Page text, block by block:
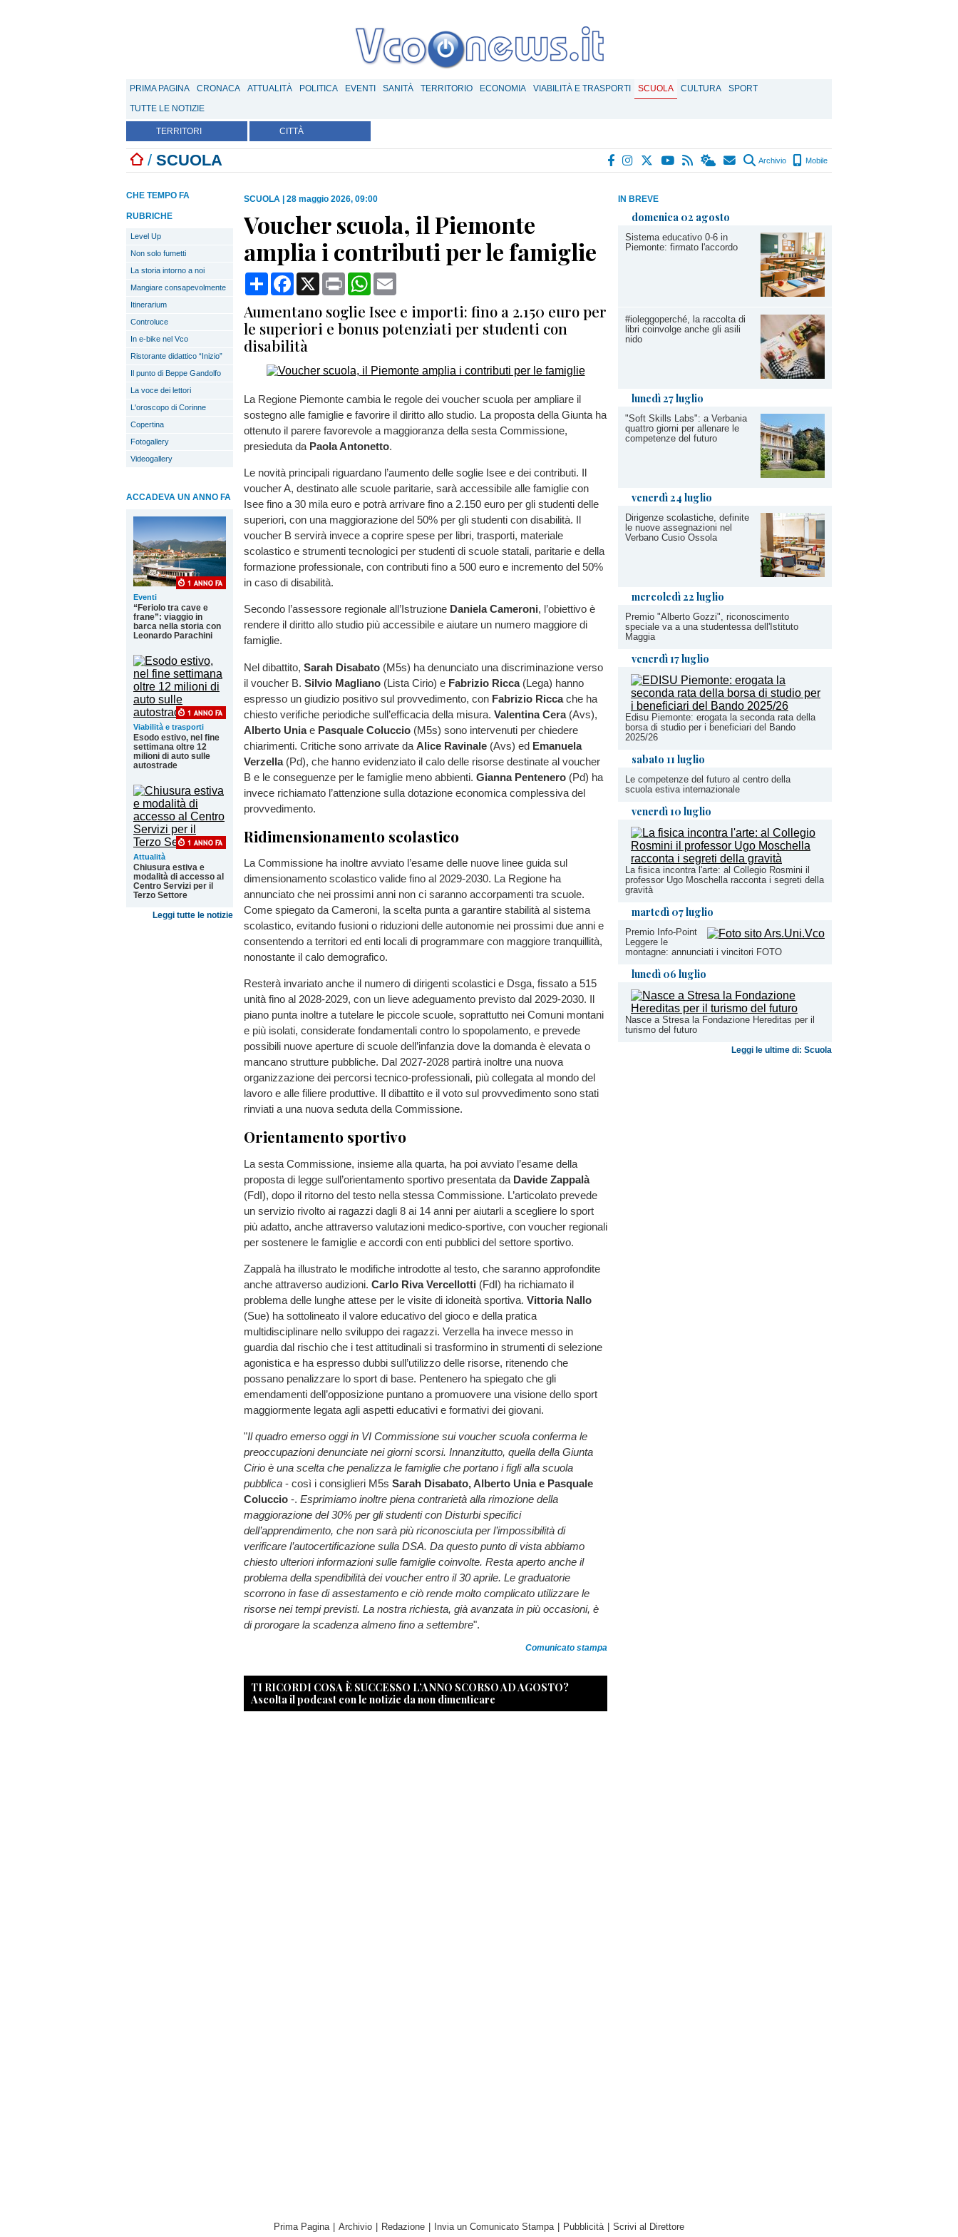
PRIMA PAGINA CRONACA ATTUALITÀ POLITICA EVENTI SANITÀ TERRITORIO ECONOMIA VIABILITÀ E TRASPORTI SCUOLA CULTURA
SPORT
TUTTE LE NOTIZIE
TERRITORI CITTÀ
/ SCUOLA Archivio Mobile
IN BREVE
domenica 02 agosto
Sistema educativo 0-6 in
Piemonte: firmato l'accordo
#ioleggoperché, la raccolta di
libri coinvolge anche gli asili
nido
lunedì 27 luglio
"Soft Skills Labs": a Verbania
quattro giorni per allenare le
competenze del futuro
venerdì 24 luglio
Dirigenze scolastiche, definite
le nuove assegnazioni nel
Verbano Cusio Ossola
mercoledì 22 luglio
Premio "Alberto Gozzi", riconoscimento
speciale va a una studentessa dell'Istituto
Maggia
venerdì 17 luglio
Edisu Piemonte: erogata la seconda rata della
borsa di studio per i beneficiari del Bando
2025/26
sabato 11 luglio
Le competenze del futuro al centro della
scuola estiva internazionale
venerdì 10 luglio
La fisica incontra l'arte: al Collegio Rosmini il
professor Ugo Moschella racconta i segreti della
gravità
martedì 07 luglio
Premio Info-Point
Leggere le
montagne: annunciati i vincitori FOTO
lunedì 06 luglio
Nasce a Stresa la Fondazione Hereditas per il
turismo del futuro
Leggi le ultime di: Scuola
CHE TEMPO FA
RUBRICHE
Level Up
Non solo fumetti
La storia intorno a noi
Mangiare consapevolmente
Itinerarium
Controluce
In e-bike nel Vco
Ristorante didattico “Inizio”
Il punto di Beppe Gandolfo
La voce dei lettori
L'oroscopo di Corinne
Copertina
Fotogallery
Videogallery
ACCADEVA UN ANNO FA
Eventi
“Feriolo tra cave e
frane”: viaggio in
barca nella storia con
Leonardo Parachini
Viabilità e trasporti
Esodo estivo, nel fine
settimana oltre 12
milioni di auto sulle
autostrade
Attualità
Chiusura estiva e
modalità di accesso al
Centro Servizi per il
Terzo Settore
Leggi tutte le notizie
SCUOLA 28 maggio 2026, 09:00
Voucher scuola, il Piemonte
amplia i contributi per le famiglie
CondividiFacebook
X Print WhatsApp
Aumentano soglie Isee e importi: fino a 2.150 euro per
le superiori e bonus potenziati per studenti con
disabilità
La Regione Piemonte cambia le regole dei voucher scuola per ampliare il
sostegno alle famiglie e favorire il diritto allo studio. La proposta della Giunta ha
ottenuto il parere favorevole a maggioranza della sesta Commissione,
presieduta da Paola Antonetto.
Le novità principali riguardano l’aumento delle soglie Isee e dei contributi. Il
voucher A, destinato alle scuole paritarie, sarà accessibile alle famiglie con
Isee fino a 30 mila euro e potrà arrivare fino a 2.150 euro per gli studenti delle
superiori, con una maggiorazione del 50% per gli studenti con disabilità. Il
voucher B servirà invece a coprire spese per libri, trasporti, materiale
scolastico e strumenti tecnologici per studenti di scuole statali, paritarie e della
formazione professionale, con contributi fino a 500 euro e incremento del 50%
in caso di disabilità.
Secondo l’assessore regionale all’Istruzione Daniela Cameroni, l’obiettivo è
rendere il diritto allo studio più accessibile e aiutare un numero maggiore di
famiglie.
Nel dibattito, Sarah Disabato (M5s) ha denunciato una discriminazione verso
il voucher B. Silvio Magliano (Lista Cirio) e Fabrizio Ricca(Lega) hanno
espresso un giudizio positivo sul provvedimento, con Fabrizio Riccache ha
chiesto verifiche periodiche sull’efficacia della misura. Valentina Cera(Avs),
Alberto Uniae Pasquale Coluccio (M5s) sono intervenuti per chiedere
chiarimenti. Critiche sono arrivate da Alice Ravinale (Avs) ed Emanuela
Verzella(Pd), che hanno evidenziato il calo delle risorse destinate al voucher
B e le conseguenze per le famiglie meno abbienti. Gianna Pentenero (Pd) ha
invece richiamato l’attenzione sulla dotazione economica complessiva del
provvedimento.
Ridimensionamento scolastico
La Commissione ha inoltre avviato l’esame delle nuove linee guida sul
dimensionamento scolastico valide fino al 2029-2030. La Regione ha
annunciato che nei prossimi anni non ci saranno accorpamenti tra scuole.
Come spiegato da Cameroni, la scelta punta a garantire stabilità al sistema
scolastico, evitando fusioni o riduzioni delle autonomie nei prossimi due anni e
consentendo a territori ed enti locali di programmare con maggiore tranquillità,
nonostante il calo demografico.
Resterà invariato anche il numero di dirigenti scolastici e Dsga, fissato a 515
unità fino al 2028-2029, con un lieve adeguamento previsto dal 2029-2030. Il
piano punta inoltre a tutelare le piccole scuole, soprattutto nei Comuni montani
e più isolati, considerate fondamentali contro lo spopolamento, e prevede
possibili nuove aperture di scuole dell’infanzia dove la domanda è elevata o
mancano strutture pubbliche. Dal 2027-2028 partirà inoltre una nuova
organizzazione dei percorsi tecnico-professionali, più collegata al mondo del
lavoro e alle filiere produttive. Il dibattito e il voto sul provvedimento sono stati
rinviati a una nuova seduta della Commissione.
Orientamento sportivo
La sesta Commissione, insieme alla quarta, ha poi avviato l’esame della
proposta di legge sull’orientamento sportivo presentata da Davide Zappalà
(FdI), dopo il ritorno del testo nella stessa Commissione. L’articolato prevede
un servizio rivolto ai ragazzi dagli 8 ai 14 anni per aiutarli a scegliere lo sport
più adatto, anche attraverso valutazioni medico-sportive, con voucher regionali
per sostenere le famiglie e accordi con enti pubblici del settore sportivo.
Zappalà ha illustrato le modifiche introdotte al testo, che saranno approfondite
anche attraverso audizioni. Carlo Riva Vercellotti (FdI) ha richiamato il
problema delle lunghe attese per le visite di idoneità sportiva. Vittoria Nallo
(Sue) ha sottolineato il valore educativo del gioco e della pratica
multidisciplinare nello sviluppo dei ragazzi. Verzella ha invece messo in
guardia dal rischio che i test attitudinali si trasformino in strumenti di selezione
agonistica e ha espresso dubbi sull’utilizzo delle risorse, ritenendo che
possano penalizzare lo sport di base. Pentenero ha spiegato che gli
emendamenti dell’opposizione puntano a promuovere una visione dello sport
maggiormente legata agli aspetti educativi e formativi dei giovani.
"Il quadro emerso oggi in VI Commissione sui voucher scuola conferma le
preoccupazioni denunciate nei giorni scorsi. Innanzitutto, quella della Giunta
Cirio è una scelta che penalizza le famiglie che portano i figli alla scuola
pubblica - così i consiglieri M5s Sarah Disabato, Alberto Unia e Pasquale
Coluccio -. Esprimiamo inoltre piena contrarietà alla rimozione della
maggiorazione del 30% per gli studenti con Disturbi specifici
dell’apprendimento, che non sarà più riconosciuta per l’impossibilità di
verificare l’autocertificazione sulla DSA. Da questo punto di vista abbiamo
chiesto ulteriori informazioni sulle famiglie coinvolte. Resta aperto anche il
problema della spendibilità dei voucher entro il 30 aprile. Le graduatorie
scorrono in fase di assestamento e ciò rende molto complicato utilizzare le
risorse nei tempi previsti. La nostra richiesta, già avanzata in più occasioni, è
di prorogare la scadenza almeno fino a settembre".
Comunicato stampa
TI RICORDI COSA È SUCCESSO L’ANNO SCORSO AD AGOSTO?
Ascolta il podcast con le notizie da non dimenticare
Prima Pagina Archivio Redazione Invia un Comunicato Stampa Pubblicità Scrivi al Direttore